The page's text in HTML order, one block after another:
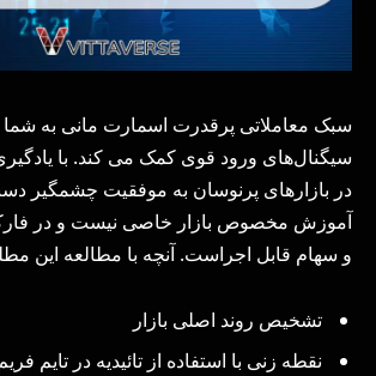
سبک معاملاتی پرقدرت اسمارت مانی به
در بازارهای پرنوسان به موفقیت چشمگیر
آموزش مخصوص بازار خاصی نیست و در
و سهام قابل اجراست. آنچه با مطالعه این
تشخیص روند اصلی بازار
نقطه زنی با استفاده از تائیدیه در تایم